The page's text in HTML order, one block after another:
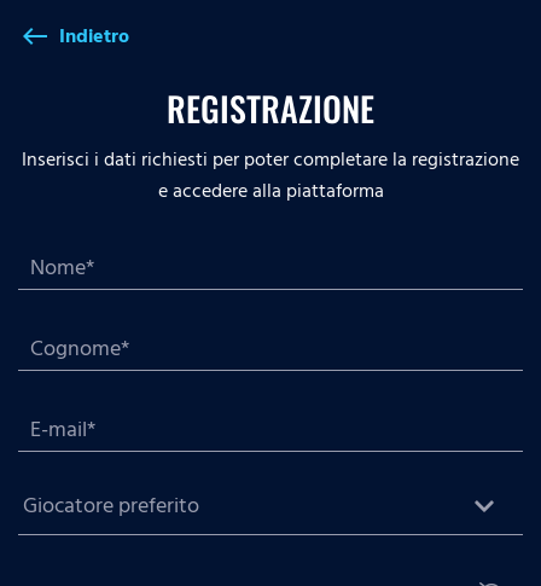
west Indietro
REGISTRAZIONE
Inserisci i dati richiesti per poter completare la registrazione
e accedere alla piattaforma